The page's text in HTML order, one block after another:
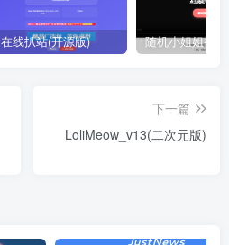
在线扒站(开源版)
下一篇
LoliMeow_v13(二次元版)